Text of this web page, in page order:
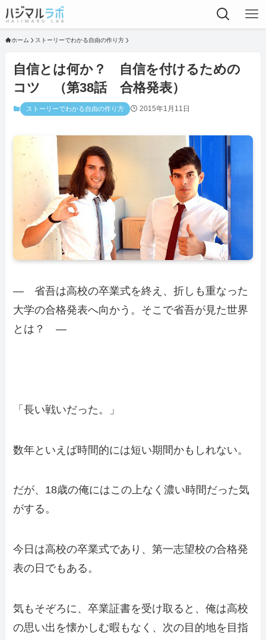
ホーム ストーリーでわかる自由の作り方
自信とは何か？ 自信を付けるための
コツ （第38話 合格発表）
ストーリーでわかる自由の作り方 2015年1月11日
― 省吾は高校の卒業式を終え、折しも重なった
大学の合格発表へ向かう。そこで省吾が見た世界
とは？ ―
「長い戦いだった。」
数年といえば時間的には短い期間かもしれない。
だが、18歳の俺にはこの上なく濃い時間だった気
がする。
今日は高校の卒業式であり、第一志望校の合格発
表の日でもある。
気もそぞろに、卒業証書を受け取ると、俺は高校
の思い出を懐かしむ暇もなく、次の目的地を目指